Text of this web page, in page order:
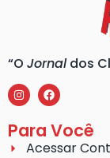
“O Jornaldos
Para Você
Acessar